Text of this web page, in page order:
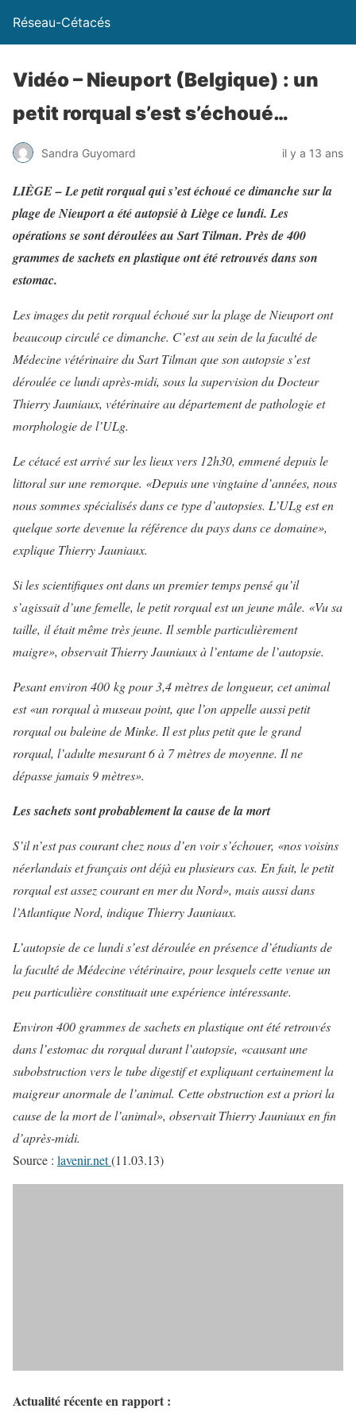
Réseau-Cétacés
Vidéo – Nieuport (Belgique) : un
petit rorqual s’est s’échoué…
Sandra Guyomard il y a 13 ans
LIÈGE – Le petit rorqual qui s’est échoué ce dimanche sur la
plage de Nieuport a été autopsié à Liège ce lundi. Les
opérations se sont déroulées au Sart Tilman. Près de 400
grammes de sachets en plastique ont été retrouvés dans son
estomac.
Les images du petit rorqual échoué sur la plage de Nieuport ont
beaucoup circulé ce dimanche. C’est au sein de la faculté de
Médecine vétérinaire du Sart Tilman que son autopsie s’est
déroulée ce lundi après-midi, sous la supervision du Docteur
Thierry Jauniaux, vétérinaire au département de pathologie et
morphologie de l’ULg.
Le cétacé est arrivé sur les lieux vers 12h30, emmené depuis le
littoral sur une remorque. «Depuis une vingtaine d’années, nous
nous sommes spécialisés dans ce type d’autopsies. L’ULg est en
quelque sorte devenue la référence du pays dans ce domaine»,
explique Thierry Jauniaux.
Si les scientifiques ont dans un premier temps pensé qu’il
s’agissait d’une femelle, le petit rorqual est un jeune mâle. «Vu sa
taille, il était même très jeune. Il semble particulièrement
maigre», observait Thierry Jauniaux à l’entame de l’autopsie.
Pesant environ 400 kg pour 3,4 mètres de longueur, cet animal
est «un rorqual à museau point, que l’on appelle aussi petit
rorqual ou baleine de Minke. Il est plus petit que le grand
rorqual, l’adulte mesurant 6 à 7 mètres de moyenne. Il ne
dépasse jamais 9 mètres».
Les sachets sont probablement la cause de la mort
S’il n’est pas courant chez nous d’en voir s’échouer, «nos voisins
néerlandais et français ont déjà eu plusieurs cas. En fait, le petit
rorqual est assez courant en mer du Nord», mais aussi dans
l’Atlantique Nord, indique Thierry Jauniaux.
L’autopsie de ce lundi s’est déroulée en présence d’étudiants de
la faculté de Médecine vétérinaire, pour lesquels cette venue un
peu particulière constituait une expérience intéressante.
Environ 400 grammes de sachets en plastique ont été retrouvés
dans l’estomac du rorqual durant l’autopsie, «causant une
subobstruction vers le tube digestif et expliquant certainement la
maigreur anormale de l’animal. Cette obstruction est a priori la
cause de la mort de l’animal», observait Thierry Jauniaux en fin
d’après-midi.
Source : lavenir.net(11.03.13)
Actualité récente en rapport :